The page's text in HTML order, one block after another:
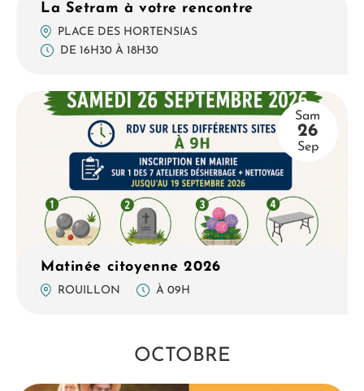
La Setram à votre rencontre
PLACE DES HORTENSIAS
DE 16H30 À 18H30
Sam
26
Sep
Matinée citoyenne 2026
ROUILLON À 09H
OCTOBRE